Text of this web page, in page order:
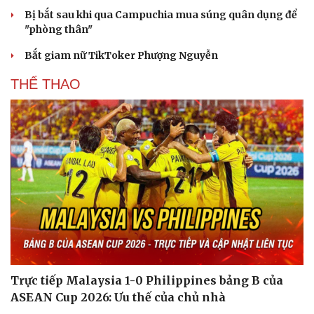
Bị bắt sau khi qua Campuchia mua súng quân dụng để
"phòng thân"
Bắt giam nữ TikToker Phượng Nguyễn
THỂ THAO
Trực tiếp Malaysia 1-0 Philippines bảng B của
ASEAN Cup 2026: Ưu thế của chủ nhà